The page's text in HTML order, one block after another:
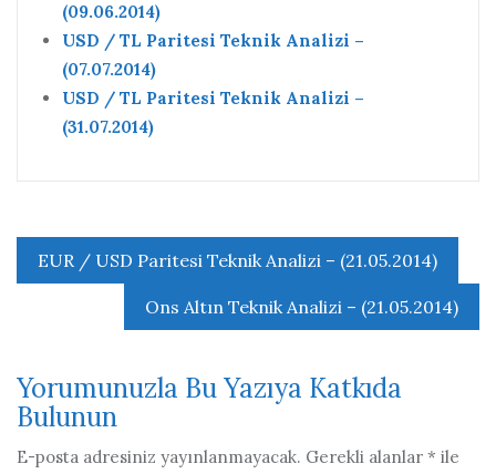
(09.06.2014)
USD / TL Paritesi Teknik Analizi –
(07.07.2014)
USD / TL Paritesi Teknik Analizi –
(31.07.2014)
Yazı
gezinmesi
EUR / USD Paritesi Teknik Analizi – (21.05.2014)
Ons Altın Teknik Analizi – (21.05.2014)
Yorumunuzla Bu Yazıya Katkıda
Bulunun
E-posta adresiniz yayınlanmayacak. Gerekli alanlar * ile